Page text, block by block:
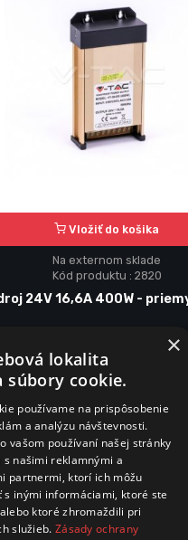
Vložiť do košika
Na externom sklade
Kód produktu : 2820
24V 16,6A 400W -
44.20€ ×
lokalita
súbory cookie.
používame na prispôsobenie
a analýzu návštevnosti.
vašom používaní našej stránky
s našimi reklamnými a
partnermi, ktorí ich môžu
s inými informáciami, ktoré ste
ktoré zhromaždili pri
služieb. Zásady ochrany